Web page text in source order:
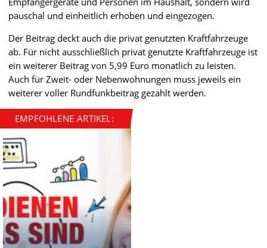
pauschal und einheitlich erhoben und eingezogen.
Der Beitrag deckt auch die privat genutzten Kraftfahrzeuge
ab. Für nicht ausschließlich privat genutzte Kraftfahrzeuge ist
ein weiterer Beitrag von 5,99 Euro monatlich zu leisten.
Auch für Zweit- oder Nebenwohnungen muss jeweils ein
weiterer voller Rundfunkbeitrag gezahlt werden.
EMPFOHLENE ARTIKEL: